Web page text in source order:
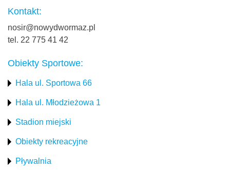
Kontakt:
nosir@nowydwormaz.pl
tel. 22 775 41 42
Obiekty Sportowe:
Hala ul. Sportowa 66
Hala ul. Młodzieżowa 1
Stadion miejski
Obiekty rekreacyjne
Pływalnia